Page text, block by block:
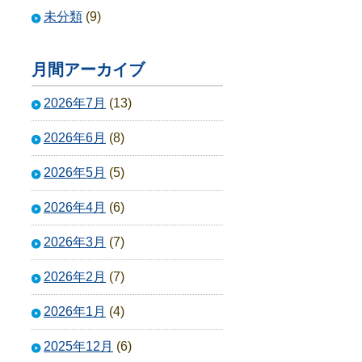
未分類 (9)
月間アーカイブ
2026年7月 (13)
2026年6月 (8)
2026年5月 (5)
2026年4月 (6)
2026年3月 (7)
2026年2月 (7)
2026年1月 (4)
2025年12月 (6)